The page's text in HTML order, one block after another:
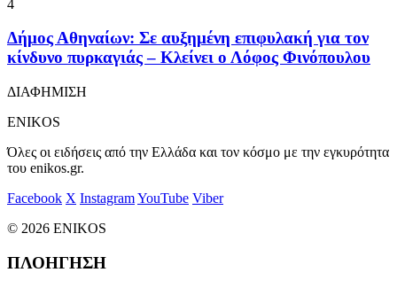
4
Δήμος Αθηναίων: Σε αυξημένη επιφυλακή για τον
κίνδυνο πυρκαγιάς – Κλείνει ο Λόφος Φινόπουλου
ΔΙΑΦΗΜΙΣΗ
ENIKOS
Όλες οι ειδήσεις από την Ελλάδα και τον κόσμο με την εγκυρότητα
του enikos.gr.
Facebook X InstagramYouTube Viber
© 2026 ENIKOS
ΠΛΟΗΓΗΣΗ